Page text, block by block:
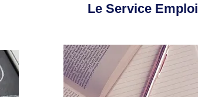
Le Service Emploi